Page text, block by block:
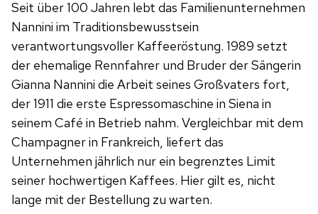
Seit über 100 Jahren lebt das Familienunternehmen
Nannini im Traditionsbewusstsein
verantwortungsvoller Kaffeeröstung. 1989 setzt
der ehemalige Rennfahrer und Bruder der Sängerin
Gianna Nannini die Arbeit seines Großvaters fort,
der 1911 die erste Espressomaschine in Siena in
seinem Café in Betrieb nahm. Vergleichbar mit dem
Champagner in Frankreich, liefert das
Unternehmen jährlich nur ein begrenztes Limit
seiner hochwertigen Kaffees. Hier gilt es, nicht
lange mit der Bestellung zu warten.